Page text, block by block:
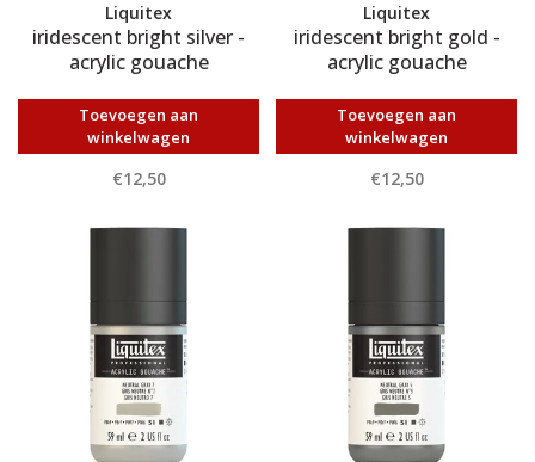
Liquitex
iridescent bright silver -
acrylic gouache
Toevoegen aan
winkelwagen
€12,50
Liquitex
iridescent bright gold -
acrylic gouache
Toevoegen aan
winkelwagen
€12,50